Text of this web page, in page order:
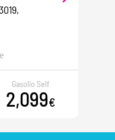
Gasolio Self
2,099€